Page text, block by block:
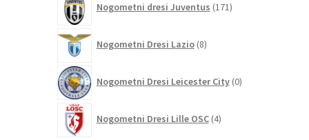
Nogometni dresi Juventus 171izdelkov
Nogometni Dresi Lazio 8izdelkov
Nogometni Dresi Leicester City 0izdelkov
Nogometni Dresi Lille OSC 4izdelki